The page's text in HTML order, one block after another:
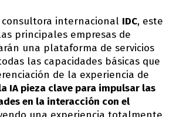
consultora internacional IDC, este
principales empresas de
una plataforma de servicios
las capacidades básicas que
de la experiencia de
IA pieza clave para impulsar las
en la interacción con el